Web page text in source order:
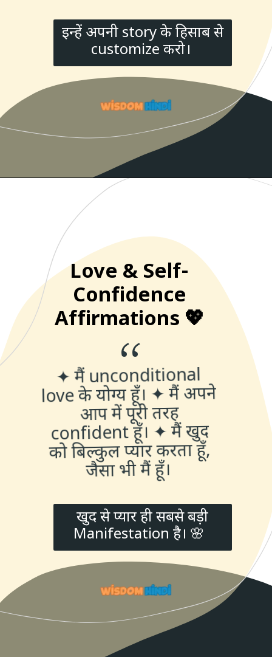
इन्हें अपनी story के हिसाब से
customize करो।
“
✦ मैं unconditional
love के योग्य हूँ। ✦ मैं अपने
आप में पूरी तरह
confident हूँ। ✦ मैं खुद
को बिल्कुल प्यार करता हूँ,
जैसा भी मैं हूँ।
Love & Self-
Confidence
Affirmations 💖
खुद से प्यार ही सबसे बड़ी
Manifestation है। 🌸